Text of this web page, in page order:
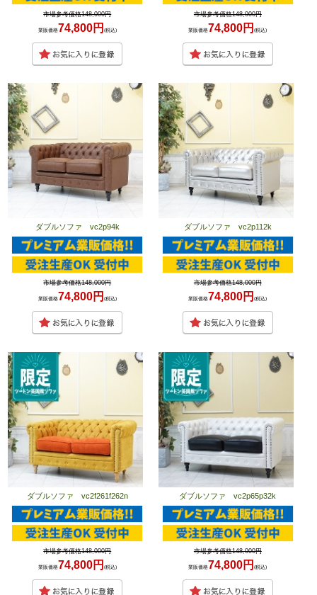
市場参考価格148,000円
業販価格74,800円 (税込)
市場参考価格148,000円
業販価格74,800円(税込)
ダブルソファ vc2p94k
市場参考価格148,000円
業販価格74,800円 (税込)
ダブルソファ vc2p112k
市場参考価格148,000円
業販価格74,800円(税込)
ダブルソファ vc2f261f262n
市場参考価格148,000円
業販価格74,800円 (税込)
ダブルソファ vc2p65p32k
市場参考価格148,000円
業販価格74,800円(税込)